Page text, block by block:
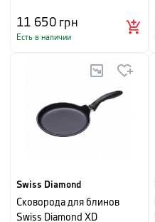
11 650грн
Есть в наличии
Swiss Diamond
Сковорода для блинов
Swiss Diamond XD